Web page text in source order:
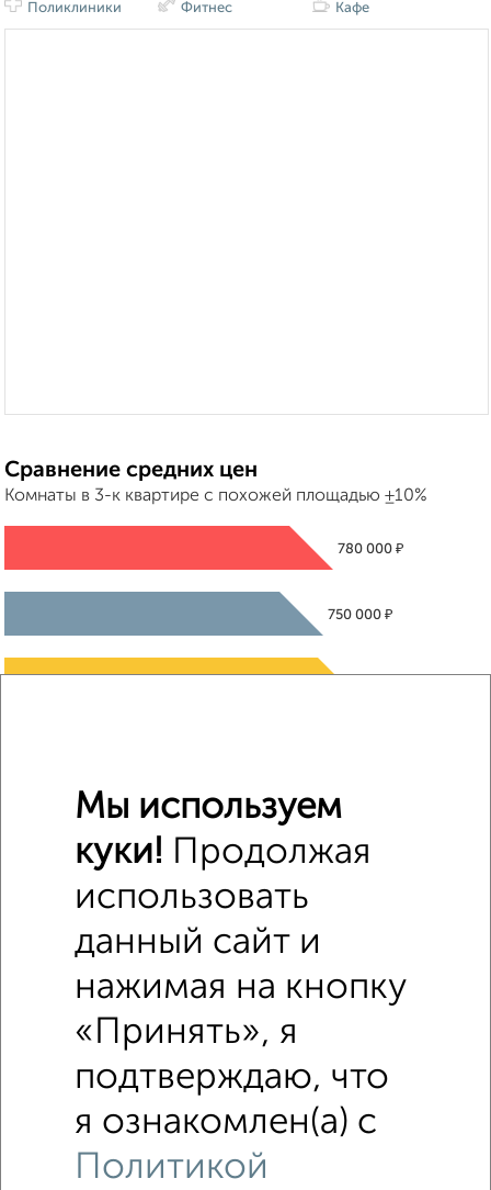
Поликлиники Фитнес Кафе
Сравнение средних цен
Комнаты в 3-к квартире с похожей площадью ±10%
780 000 ₽
750 000 ₽
₽
Похожие предложения рядом
Комнаты в 3-к квартире недалеко от Кошурникова 49
Мы используем
куки! Продолжая
использовать
данный сайт и
нажимая на кнопку
«Принять», я
подтверждаю, что
я ознакомлен(а) с
Политикой